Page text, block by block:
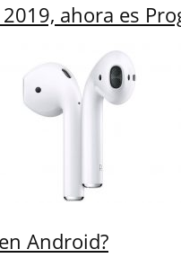
ahora es
Android?